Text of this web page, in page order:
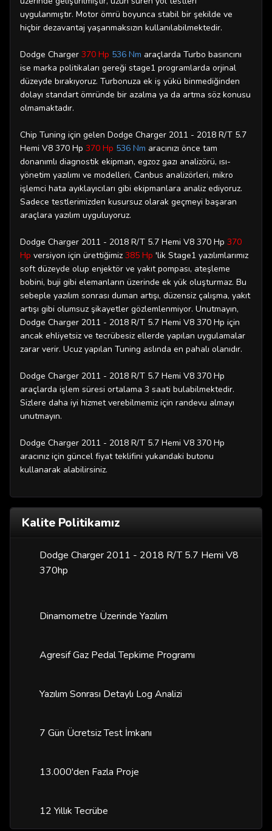
uygulanmıştır. Motor ömrü boyunca stabil bir şekilde ve
hiçbir dezavantaj yaşanmaksızın kullanılabilmektedir.
Dodge Charger 370 Hp 536 Nm araçlarda Turbo basıncını
ise marka politikaları gereği stage1 programlarda orjinal
düzeyde bırakıyoruz. Turbonuza ek iş yükü binmediğinden
dolayı standart ömründe bir azalma ya da artma söz konusu
olmamaktadır.
Chip Tuning için gelen Dodge Charger 2011 - 2018 R/T 5.7
Hemi V8 370 Hp 370 Hp 536 Nm aracınızı önce tam
donanımlı diagnostik ekipman, egzoz gazı analizörü, ısı-
yönetim yazılımı ve modelleri, Canbus analizörleri, mikro
işlemci hata ayıklayıcıları gibi ekipmanlara analiz ediyoruz.
Sadece testlerimizden kusursuz olarak geçmeyi başaran
araçlara yazılım uyguluyoruz.
Dodge Charger 2011 - 2018 R/T 5.7 Hemi V8 370 Hp 370
Hp versiyon için ürettiğimiz 385 Hp 'lik Stage1 yazılımlarımız
soft düzeyde olup enjektör ve yakıt pompası, ateşleme
bobini, buji gibi elemanların üzerinde ek yük oluşturmaz. Bu
sebeple yazılım sonrası duman artışı, düzensiz çalışma, yakıt
artışı gibi olumsuz şikayetler gözlemlenmiyor. Unutmayın,
Dodge Charger 2011 - 2018 R/T 5.7 Hemi V8 370 Hp için
ancak ehliyetsiz ve tecrübesiz ellerde yapılan uygulamalar
zarar verir. Ucuz yapılan Tuning aslında en pahalı olanıdır.
Dodge Charger 2011 - 2018 R/T 5.7 Hemi V8 370 Hp
araçlarda işlem süresi ortalama 3 saati bulabilmektedir.
Sizlere daha iyi hizmet verebilmemiz için randevu almayı
unutmayın.
Dodge Charger 2011 - 2018 R/T 5.7 Hemi V8 370 Hp
aracınız için güncel fiyat teklifini yukarıdaki butonu
kullanarak alabilirsiniz.
Kalite Politikamız
Dodge Charger 2011 - 2018 R/T 5.7 Hemi V8
370hp
Dinamometre Üzerinde Yazılım
Agresif Gaz Pedal Tepkime Programı
Yazılım Sonrası Detaylı Log Analizi
7 Gün Ücretsiz Test İmkanı
13.000'den Fazla Proje
12 Yıllık Tecrübe